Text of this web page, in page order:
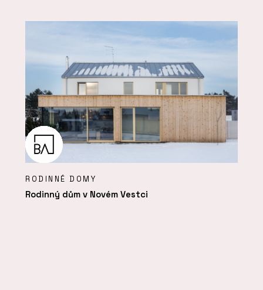
RODINNÉ DOMY
Rodinný dům v Novém Vestci